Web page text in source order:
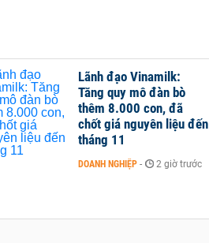
Lãnh đạo Vinamilk:
Tăng quy mô đàn bò
thêm 8.000 con, đã
chốt giá nguyên liệu đến
tháng 11
DOANH NGHIỆP - 2 giờ trước